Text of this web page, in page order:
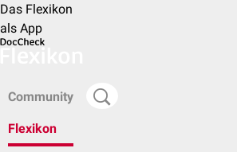
Das Flexikon
als App
Community
Flexikon